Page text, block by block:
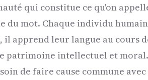
qui constitue ce qu'on
du mot. Chaque individu
apprend leur langue au cours
patrimoine intellectuel et
de faire cause commune